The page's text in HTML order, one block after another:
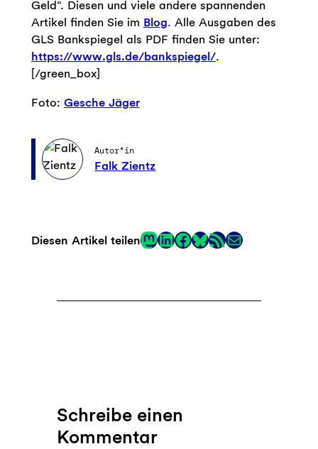
Geld“. Diesen und viele andere spannenden
Artikel finden Sie im Blog. Alle Ausgaben des
GLS Bankspiegel als PDF finden Sie unter:
https://www.gls.de/bankspiegel/.
[/green_box]
Foto: Gesche Jäger
Autor*in
Falk Zientz
Diesen Artikel teilenMastodon
LinkedIn
Facebook
LinkRSS-Feed
E-Mail
Schreibe einen
Kommentar